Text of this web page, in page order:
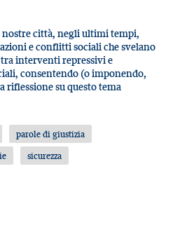
nostre città, negli ultimi tempi,
e conflitti sociali che svelano
interventi repressivi e
consentendo (o imponendo,
riflessione su questo tema
parole di giustizia
sicurezza